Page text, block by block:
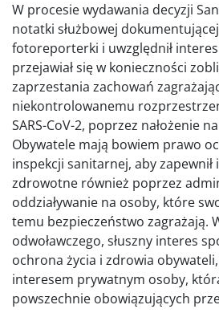
W procesie wydawania decyzji
notatki służbowej
fotoreporterki i uwzględnił
przejawiał się w konieczności
zaprzestania zachowań
niekontrolowanemu
SARS-CoV-2, poprzez nałożenie
Obywatele mają bowiem prawo
inspekcji sanitarnej, aby
zdrowotne również poprzez
oddziaływanie na osoby, które
temu bezpieczeństwo zagrażają.
odwoławczego, słuszny interes
ochrona życia i zdrowia
interesem prywatnym osoby,
powszechnie obowiązujących